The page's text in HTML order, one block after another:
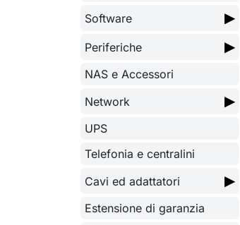
Software
▶
Periferiche ▶
NAS e Accessori
Network
▶
UPS
Telefonia e centralini
Cavi ed adattatori
▶
Estensione di garanzia